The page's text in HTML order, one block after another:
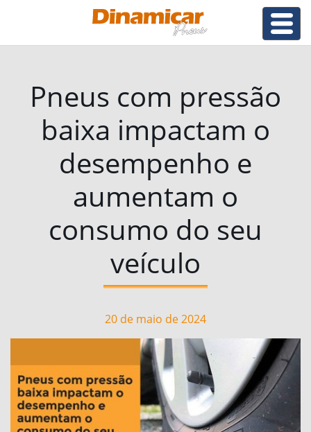
Pneus com pressão
baixa impactam o
desempenho e
aumentam o
consumo do seu
veículo
20 de maio de 2024